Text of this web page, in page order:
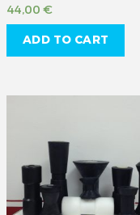
44,00€
ADD TO CART